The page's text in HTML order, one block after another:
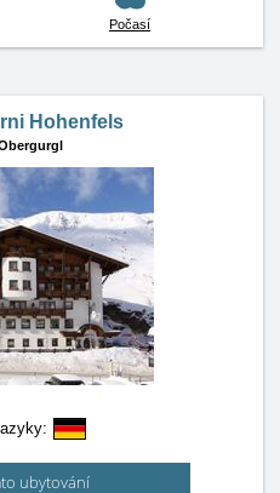
Počasí
Hohenfels
ubytování